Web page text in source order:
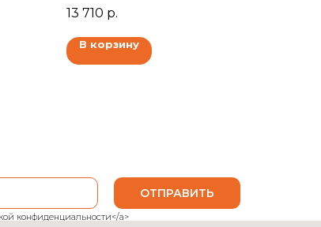
13 710 р.
В корзину
конфиденциальности</a>
ОТПРАВИТЬ